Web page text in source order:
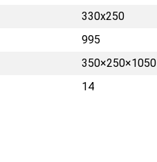
330x250
995
350×250×1050
14